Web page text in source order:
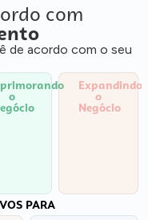
com
de acordo com o seu
o
Expandindo
o
Negócio
PARA